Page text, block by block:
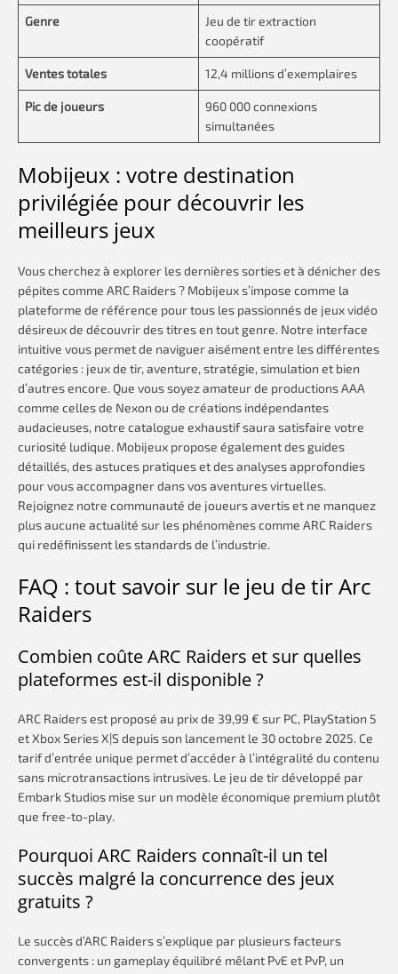
Genre
Jeu de tir extraction
coopératif
Ventes totales 12,4 millions d’exemplaires
Pic de joueurs
960 000 connexions
simultanées
Mobijeux : votre destination
privilégiée pour découvrir les
meilleurs jeux
Vous cherchez à explorer les dernières sorties et à dénicher des
pépites comme ARC Raiders ? Mobijeux s’impose comme la
plateforme de référence pour tous les passionnés de jeux vidéo
désireux de découvrir des titres en tout genre. Notre interface
intuitive vous permet de naviguer aisément entre les différentes
catégories : jeux de tir, aventure, stratégie, simulation et bien
d’autres encore. Que vous soyez amateur de productions AAA
comme celles de Nexon ou de créations indépendantes
audacieuses, notre catalogue exhaustif saura satisfaire votre
curiosité ludique. Mobijeux propose également des guides
détaillés, des astuces pratiques et des analyses approfondies
pour vous accompagner dans vos aventures virtuelles.
Rejoignez notre communauté de joueurs avertis et ne manquez
plus aucune actualité sur les phénomènes comme ARC Raiders
qui redéfinissent les standards de l’industrie.
FAQ : tout savoir sur le jeu de tir Arc
Raiders
Combien coûte ARC Raiders et sur quelles
plateformes est-il disponible ?
ARC Raiders est proposé au prix de 39,99 € sur PC, PlayStation 5
et Xbox Series X|S depuis son lancement le 30 octobre 2025. Ce
tarif d’entrée unique permet d’accéder à l’intégralité du contenu
sans microtransactions intrusives. Le jeu de tir développé par
Embark Studios mise sur un modèle économique premium plutôt
que free-to-play.
Pourquoi ARC Raiders connaît-il un tel
succès malgré la concurrence des jeux
gratuits ?
Le succès d’ARC Raiders s’explique par plusieurs facteurs
convergents : un gameplay équilibré mêlant PvE et PvP, un